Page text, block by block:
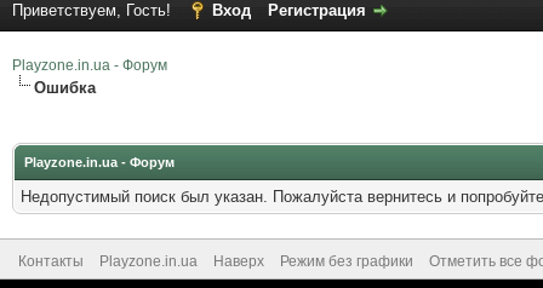
Приветствуем, Гость! Вход Регистрация
Playzone.in.ua - Форум
Ошибка
Playzone.in.ua - Форум
Недопустимый поиск был указан. Пожалуйста вернитесь и
Контакты Playzone.in.ua Наверх Режим без графики Отметить все